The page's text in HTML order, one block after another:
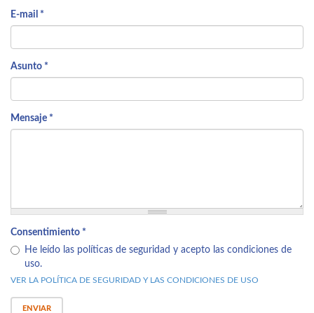
E-mail *
Asunto *
Mensaje *
Consentimiento *
He leído las políticas de seguridad y acepto las condiciones de
uso.
VER LA POLÍTICA DE SEGURIDAD Y LAS CONDICIONES DE USO
ENVIAR